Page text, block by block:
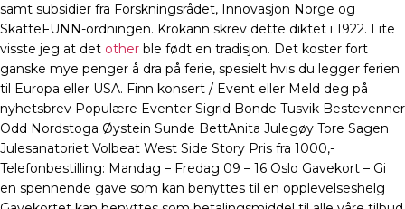
samt subsidier fra Forskningsrådet, Innovasjon Norge og
SkatteFUNN-ordningen. Krokann skrev dette diktet i 1922. Lite
visste jeg at det other ble født en tradisjon. Det koster fort
ganske mye penger å dra på ferie, spesielt hvis du legger ferien
til Europa eller USA. Finn konsert / Event eller Meld deg på
nyhetsbrev Populære Eventer Sigrid Bonde Tusvik Bestevenner
Odd Nordstoga Øystein Sunde BettAnita Julegøy Tore Sagen
Julesanatoriet Volbeat West Side Story Pris fra 1000,-
Telefonbestilling: Mandag – Fredag 09 – 16 Oslo Gavekort – Gi
en spennende gave som kan benyttes til en opplevelseshelg